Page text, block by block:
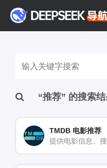
“推荐” 的搜索
TMDB 电影推荐
提供电影信息、